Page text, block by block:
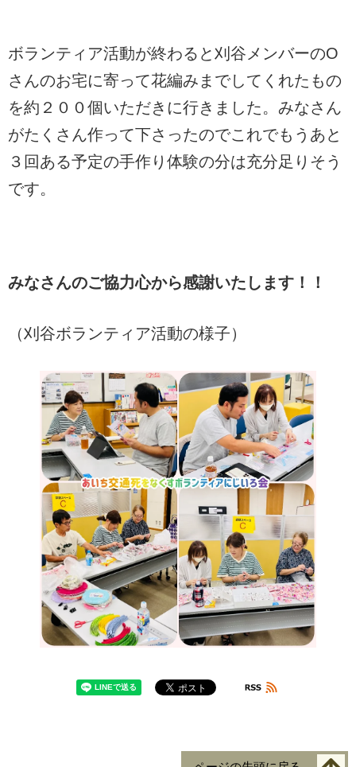
ボランティア活動が終わると刈谷メンバーのO
さんのお宅に寄って花編みまでしてくれたもの
を約２００個いただきに行きました。みなさん
がたくさん作って下さったのでこれでもうあと
３回ある予定の手作り体験の分は充分足りそう
です。
​みなさんのご協力心から感謝いたします！！​
（刈谷ボランティア活動の様子）